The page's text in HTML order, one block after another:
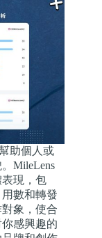
助個人或
MileLens
現，包
數和轉發
象，使合
感興趣的